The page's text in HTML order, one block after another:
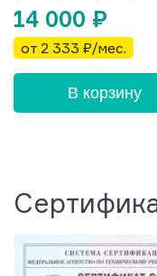
14 000 ₽
от 2 333 ₽/мес.
В корзину